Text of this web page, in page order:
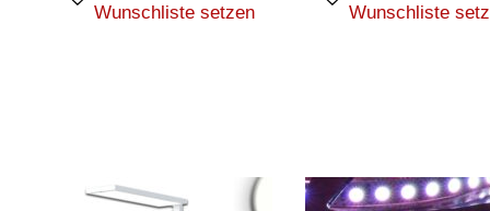
Wunschliste setzen
Wunschliste